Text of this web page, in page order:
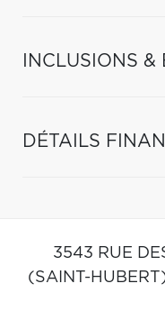
INCLUSIONS &
DÉTAILS
3543 RUE
(SAINT-